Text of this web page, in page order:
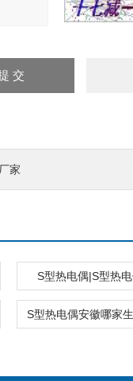
家
S型热电偶|S型热